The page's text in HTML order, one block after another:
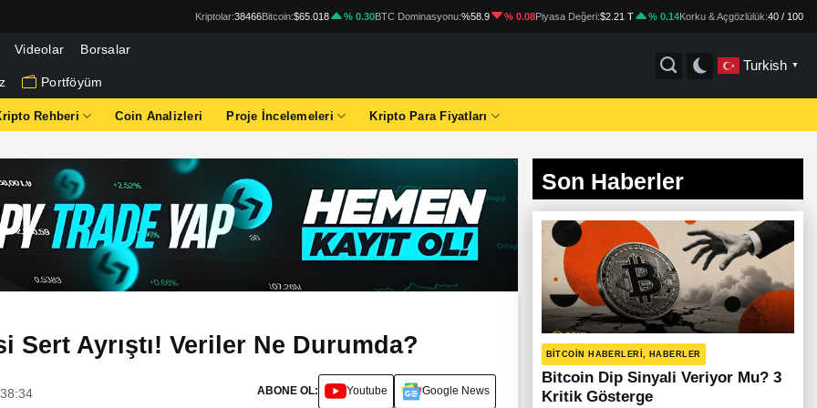
Kriptolar:38466Bitcoin:$65.018 % 0.30BTC Dominasyonu:%58.9 % 0.08Piyasa Değeri:$2.21 T % 0.14Korku & Açgözlülük:40 / 100
Videolar Borsalar
Portföyüm
Turkish ▼
Rehberi Coin Analizleri Proje İncelemeleri Kripto Para Fiyatları
Ayrıştı! Veriler Ne Durumda?
ABONE OL: Youtube Google News
Son Haberler
BITCOIN HABERLERI, HABERLER
Bitcoin Dip Sinyali Veriyor Mu? 3
Kritik Gösterge